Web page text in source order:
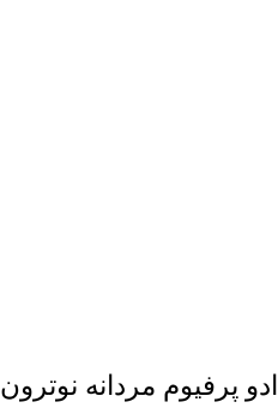
ادو پرفیوم مردانه نوترون 100ML – اجمل